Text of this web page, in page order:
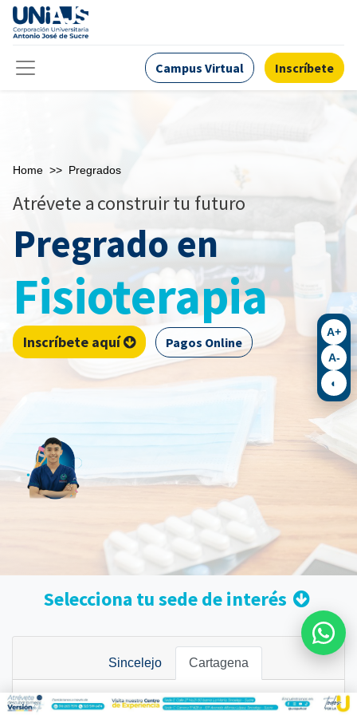
Campus Virtual Inscríbete
Home >> Pregrados
Atrévete aconstruir tu futuro
Pregrado en
Fisioterapia
Inscríbete aquí Pagos Online
Selecciona tu sede de interés
Sincelejo Cartagena
Resolución 009225 del 01 de Abril de 2026 - Vigencia: 7
A+
A-
◐